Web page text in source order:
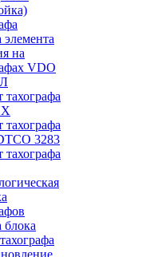
элемента
на
VDO
тахографа
тахографа
3283
тахографа
блока